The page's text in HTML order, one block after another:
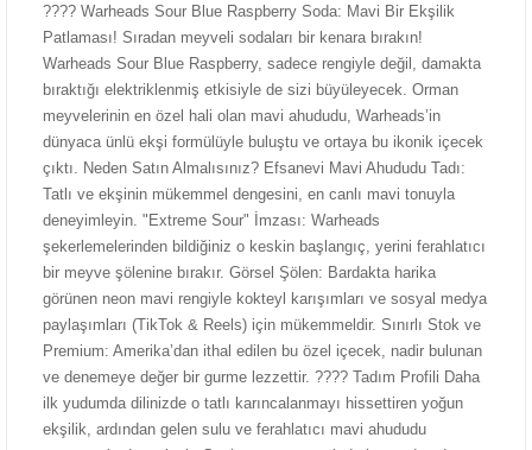
???? Warheads Sour Blue Raspberry Soda: Mavi Bir Ekşilik
Patlaması! Sıradan meyveli sodaları bir kenara bırakın!
Warheads Sour Blue Raspberry, sadece rengiyle değil, damakta
bıraktığı elektriklenmiş etkisiyle de sizi büyüleyecek. Orman
meyvelerinin en özel hali olan mavi ahududu, Warheads’in
dünyaca ünlü ekşi formülüyle buluştu ve ortaya bu ikonik içecek
çıktı. Neden Satın Almalısınız? Efsanevi Mavi Ahududu Tadı:
Tatlı ve ekşinin mükemmel dengesini, en canlı mavi tonuyla
deneyimleyin. "Extreme Sour" İmzası: Warheads
şekerlemelerinden bildiğiniz o keskin başlangıç, yerini ferahlatıcı
bir meyve şölenine bırakır. Görsel Şölen: Bardakta harika
görünen neon mavi rengiyle kokteyl karışımları ve sosyal medya
paylaşımları (TikTok & Reels) için mükemmeldir. Sınırlı Stok ve
Premium: Amerika’dan ithal edilen bu özel içecek, nadir bulunan
ve denemeye değer bir gurme lezzettir. ???? Tadım Profili Daha
ilk yudumda dilinizde o tatlı karıncalanmayı hissettiren yoğun
ekşilik, ardından gelen sulu ve ferahlatıcı mavi ahududu